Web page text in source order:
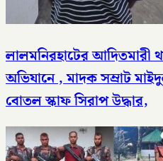
লালমনিরহাটের আদিতমারী
অভিযানে , মাদক সম্রাট
বোতল স্কাফ সিরাপ উদ্ধার,